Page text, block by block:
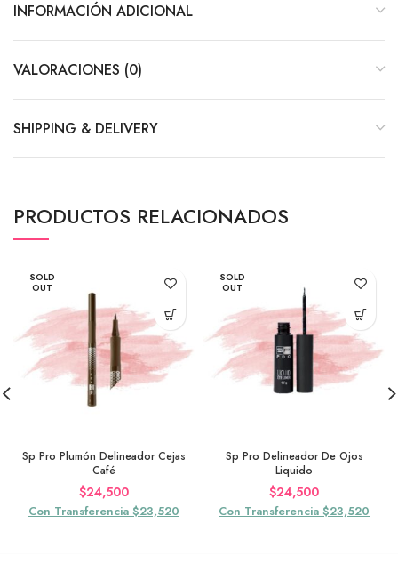
INFORMACIÓN ADICIONAL
VALORACIONES (0)
SHIPPING & DELIVERY
PRODUCTOS RELACIONADOS
SOLD
OUT
Sp Pro Plumón Delineador Cejas
Café
$24,500
Con Transferencia $23,520
SOLD
OUT
Sp Pro Delineador De Ojos
Liquido
$24,500
Con Transferencia $23,520